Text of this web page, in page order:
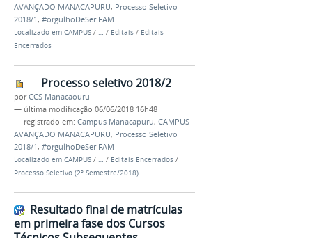
AVANÇADO MANACAPURU, Processo Seletivo
2018/1, #orgulhoDeSerIFAM
Localizado em CAMPUS / … / Editais / Editais
Encerrados
Processo seletivo 2018/2
porCCS Manacaouru
— última modificação 06/06/2018 16h48
— registrado em: Campus Manacapuru, CAMPUS
AVANÇADO MANACAPURU, Processo Seletivo
2018/1, #orgulhoDeSerIFAM
Localizado em CAMPUS / … / Editais Encerrados /
Processo Seletivo (2º Semestre/2018)
Resultado final de matrículas
em primeira fase dos Cursos